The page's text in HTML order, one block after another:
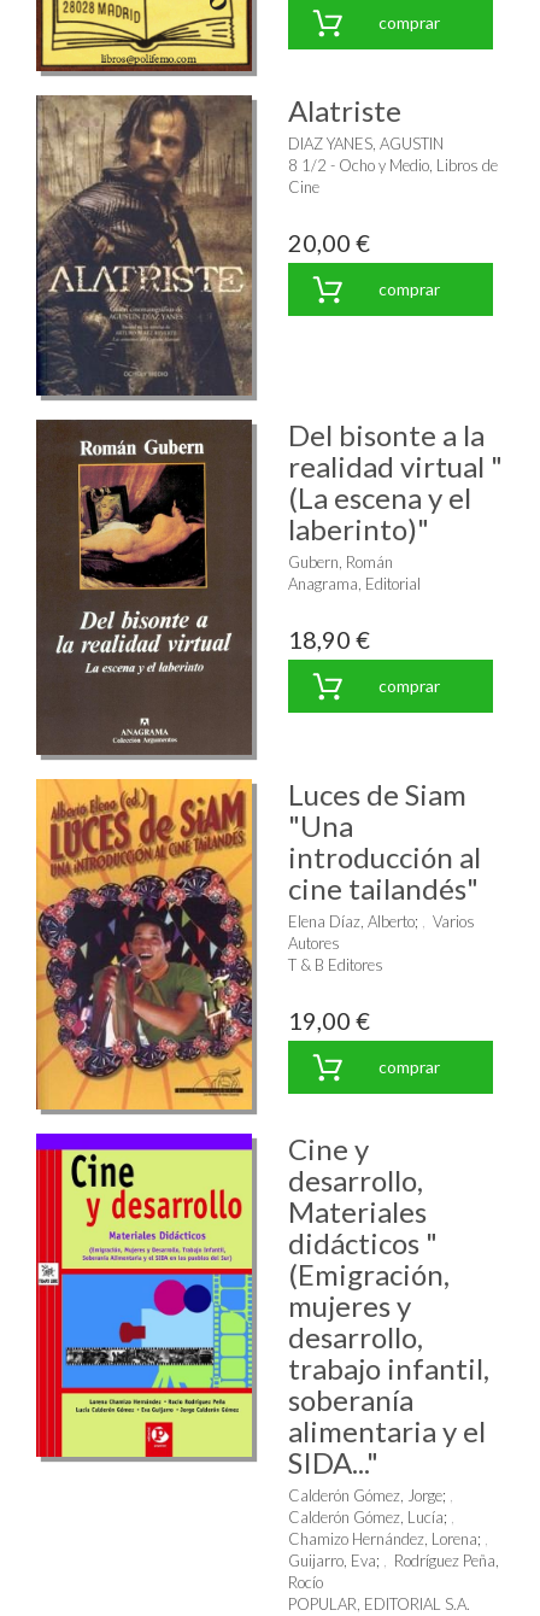
comprar
Alatriste
DIAZ YANES, AGUSTIN
8 1/2 - Ocho y Medio, Libros de
Cine
20,00 €
comprar
Del bisonte a la
realidad virtual "
(La escena y el
laberinto)"
Gubern, Román
Anagrama, Editorial
18,90 €
comprar
Luces de Siam
"Una
introducción al
cine tailandés"
Elena Díaz, Alberto;
Varios
Autores
T & B Editores
19,00 €
comprar
Cine y
desarrollo,
Materiales
didácticos "
(Emigración,
mujeres y
desarrollo,
trabajo infantil,
soberanía
alimentaria y el
SIDA..."
Calderón Gómez, Jorge;
Calderón Gómez, Lucía;
Chamizo Hernández, Lorena;
Guijarro, Eva;
Rodríguez Peña,
Rocío
POPULAR, EDITORIAL S.A.